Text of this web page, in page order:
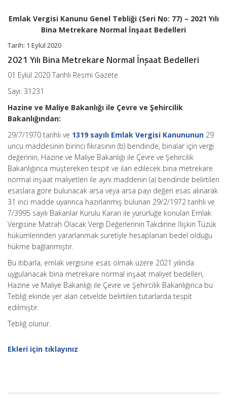
Emlak Vergisi Kanunu Genel Tebliği (Seri No: 77) – 2021 Yılı
Bina Metrekare Normal İnşaat Bedelleri
Tarih: 1 Eylül 2020
2021 Yılı Bina Metrekare Normal İnşaat Bedelleri
01 Eylül 2020 Tarihli Resmi Gazete
Sayı: 31231
Hazine ve Maliye Bakanlığı ile Çevre ve Şehircilik
Bakanlığından:
29/7/1970 tarihli ve 1319 sayılı Emlak Vergisi Kanununun 29
uncu maddesinin birinci fıkrasının (b) bendinde, binalar için vergi
değerinin, Hazine ve Maliye Bakanlığı ile Çevre ve Şehircilik
Bakanlığınca müştereken tespit ve ilan edilecek bina metrekare
normal inşaat maliyetleri ile aynı maddenin (a) bendinde belirtilen
esaslara göre bulunacak arsa veya arsa payı değeri esas alınarak
31 inci madde uyarınca hazırlanmış bulunan 29/2/1972 tarihli ve
7/3995 sayılı Bakanlar Kurulu Kararı ile yürürlüğe konulan Emlak
Vergisine Matrah Olacak Vergi Değerlerinin Takdirine İlişkin Tüzük
hükümlerinden yararlanmak suretiyle hesaplanan bedel olduğu
hükme bağlanmıştır.
Bu itibarla, emlak vergisine esas olmak üzere 2021 yılında
uygulanacak bina metrekare normal inşaat maliyet bedelleri,
Hazine ve Maliye Bakanlığı ile Çevre ve Şehircilik Bakanlığınca bu
Tebliğ ekinde yer alan cetvelde belirtilen tutarlarda tespit
edilmiştir.
Tebliğ olunur.
Ekleri için tıklayınız